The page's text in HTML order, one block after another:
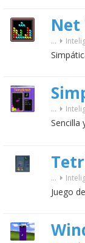
Net
...
...
Sencilla
...
Juego